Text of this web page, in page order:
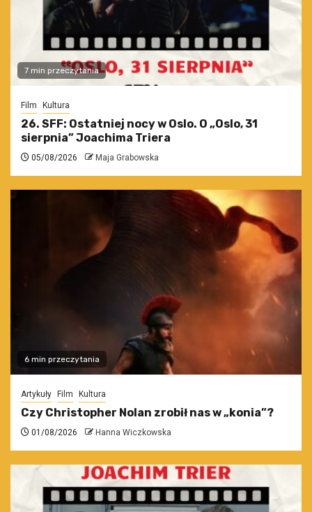
7 min przeczytania
Film Kultura
26. SFF: Ostatniej nocy w Oslo. O „Oslo, 31
sierpnia” Joachima Triera
05/08/2026 Maja Grabowska
6 min przeczytania
Artykuły Film Kultura
Czy Christopher Nolan zrobił nas w „konia”?
01/08/2026 Hanna Wiczkowska